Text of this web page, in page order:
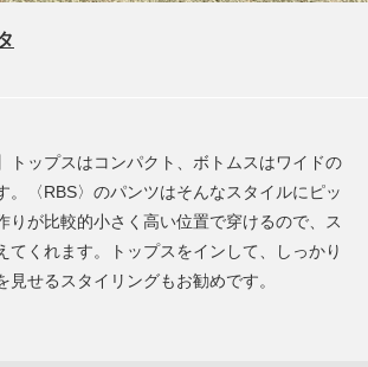
トップスはコンパクト、ボトムスはワイドの
。〈RBS〉のパンツはそんなスタイルにピッ
りが比較的小さく高い位置で穿けるので、ス
てくれます。トップスをインして、しっかり
見せるスタイリングもお勧めです。